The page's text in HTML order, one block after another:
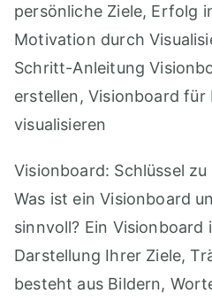
persönliche Ziele, Erfolg
Motivation durch
Schritt-Anleitung
erstellen, Visionboard für
visualisieren
Visionboard: Schlüssel
Was ist ein Visionboard
sinnvoll? Ein Visionboard
Darstellung Ihrer Ziele,
besteht aus Bildern,